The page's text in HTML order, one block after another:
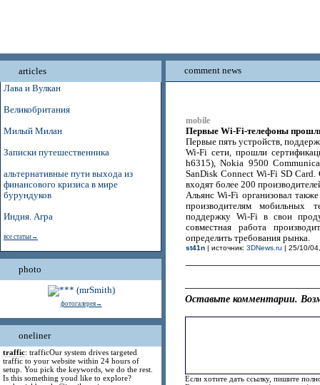
articles
Лава и Вулкан
Великобритания
Милый Милан
Записки путешественника
альтернативные пути выхода из
финансового кризиса в мире
бурундуков
Индия. Агра
все статьи→
photo
фотогалерея→
oneliner
traffic: trafficOur system drives targeted
traffic to your website within 24 hours of
setup. You pick the keywords, we do the rest.
Is this something youd like to explore?
comment news
mobile
Первые Wi-Fi-телефоны
Первые пять устройств,
Wi-Fi сети, прошли
h6315), Nokia 9500
SanDisk Connect Wi-Fi SD
входят более 200
Альянс Wi-Fi организовал
производителям мобильных
поддержку Wi-Fi в свои
совместная работа
определить требования рынка.
st41n| источник: 3DNews.ru | 25/10/
Оставьте комментарии.
Если хотите дать ссылку, пишите